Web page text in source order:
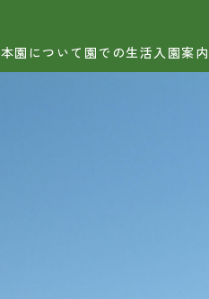
本園について 園での生活 入園案内
小学校合格実績